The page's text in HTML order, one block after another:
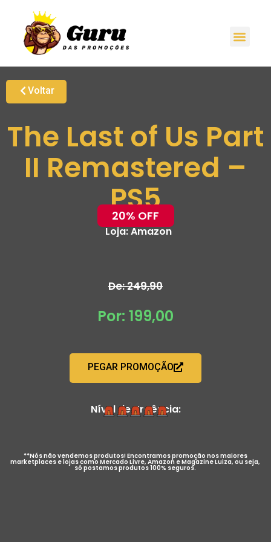
Voltar
The Last of Us Part
II Remastered –
PS5
20% OFF
Loja:Amazon
De: 249,90
Por: 199,00
PEGAR PROMOÇÃO
Nível de Urgência:
**Nós não vendemos produtos! Encontramos promoção nos maiores
marketplaces e lojas como Mercado Livre, Amazon e Magazine Luiza, ou seja,
só postamos produtos 100% seguros.